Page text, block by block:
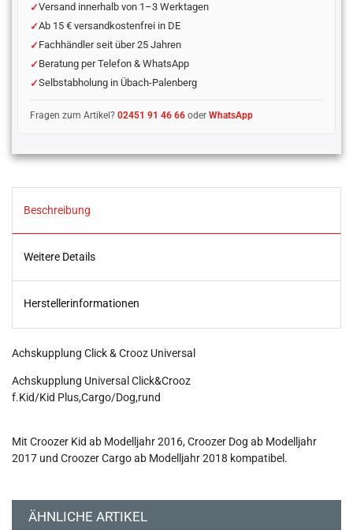
Versand innerhalb von 1–3 Werktagen
Ab 15 € versandkostenfrei in DE
Fachhändler seit über 25 Jahren
Beratung per Telefon & WhatsApp
Selbstabholung in Übach-Palenberg
Fragen zum Artikel?02451 91 46 66 oderWhatsApp
Beschreibung
Weitere Details
Herstellerinformationen
Achskupplung Click & Crooz Universal
Achskupplung Universal Click&Crooz
f.Kid/Kid Plus,Cargo/Dog,rund
Mit Croozer Kid ab Modelljahr 2016, Croozer Dog ab Modelljahr
2017 und Croozer Cargo ab Modelljahr 2018 kompatibel.
ÄHNLICHE ARTIKEL